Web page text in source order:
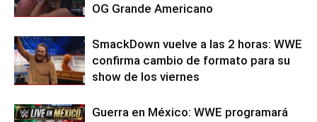
OG Grande Americano
SmackDown vuelve a las 2 horas: WWE
confirma cambio de formato para su
show de los viernes
Guerra en México: WWE programará